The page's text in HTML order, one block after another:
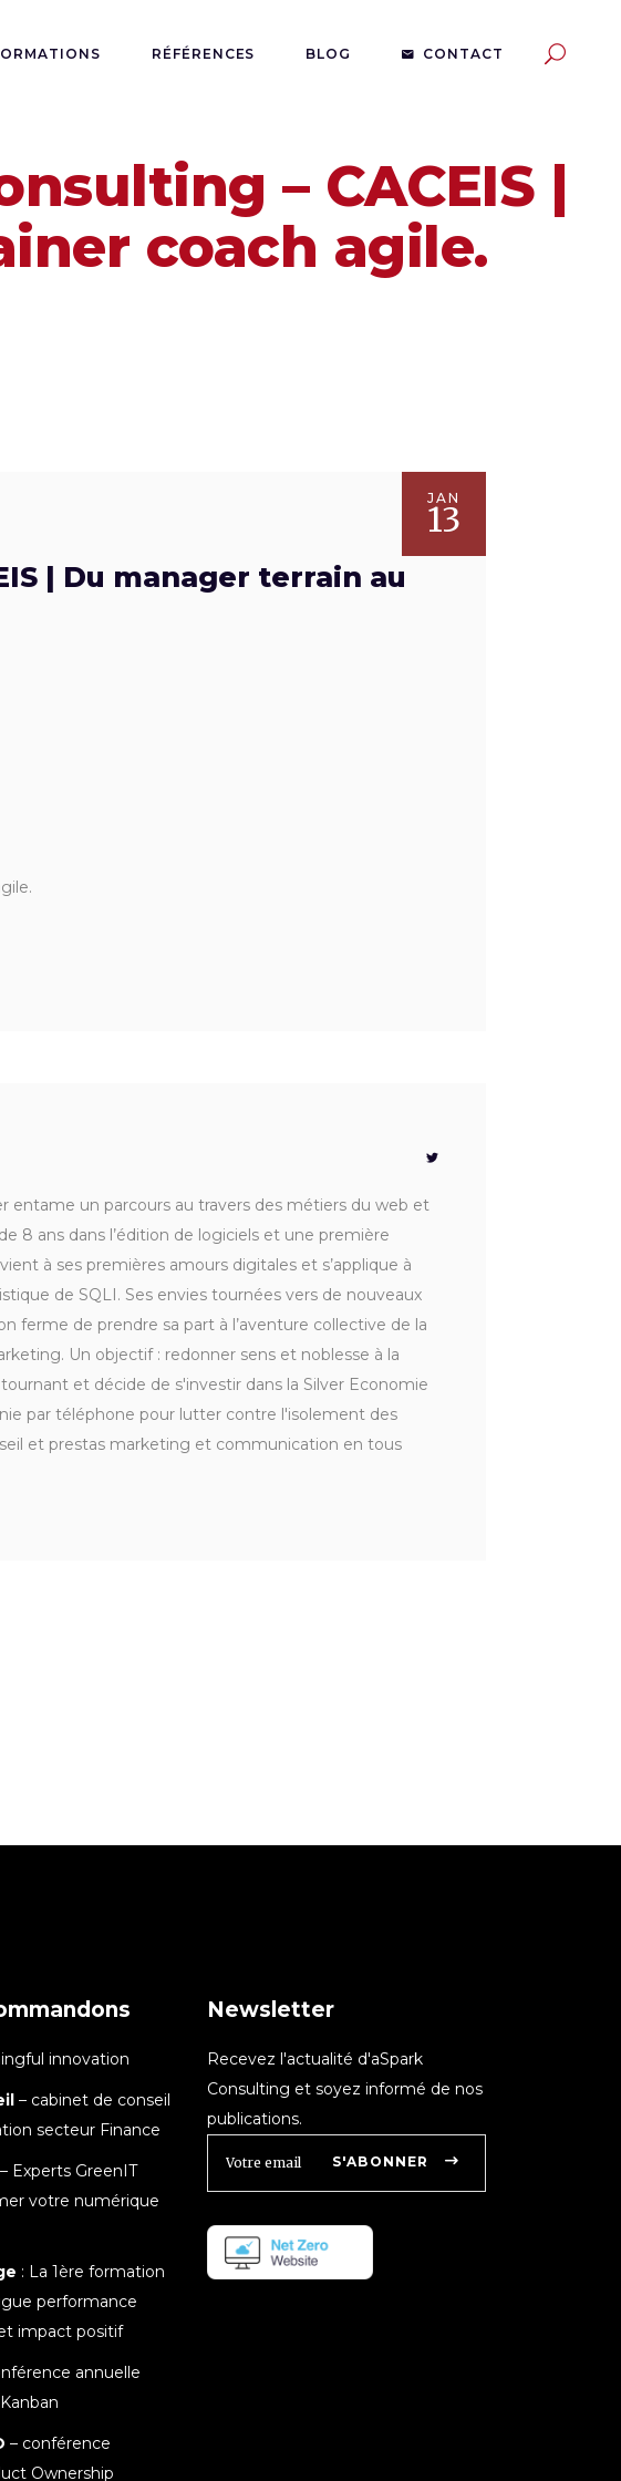
RÉFÉRENCES BLOG CONTACT
– CACEIS |
coach agile.
JAN
13
| Du manager terrain au
entame un parcours au travers des métiers du web et
8 ans dans l’édition de logiciels et une première
à ses premières amours digitales et s’applique à
de SQLI. Ses envies tournées vers de nouveaux
ferme de prendre sa part à l’aventure collective de la
Un objectif : redonner sens et noblesse à la
et décide de s'investir dans la Silver Economie
par téléphone pour lutter contre l'isolement des
et prestas marketing et communication en tous
innovation
– cabinet de conseil
secteur Finance
– Experts GreenIT
votre numérique
: La 1ère formation
performance
impact positif
annuelle
– conférence
Ownership
Newsletter
Recevez l'actualité d'aSpark
Consulting et soyez informé de nos
publications.
S'ABONNER